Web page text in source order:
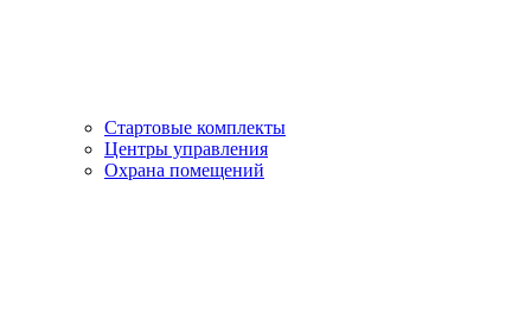
Стартовые комплекты
Центры управления
Охрана помещений